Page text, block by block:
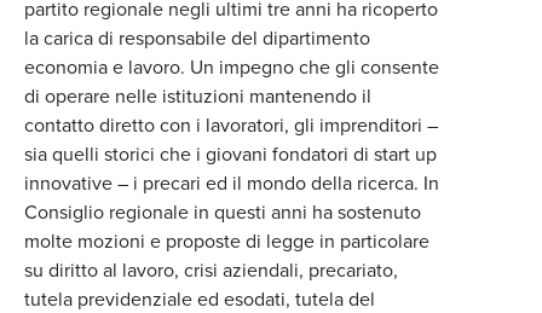
partito regionale negli ultimi tre anni ha ricoperto
la carica di responsabile del dipartimento
economia e lavoro. Un impegno che gli consente
di operare nelle istituzioni mantenendo il
contatto diretto con i lavoratori, gli imprenditori –
sia quelli storici che i giovani fondatori di start up
innovative – i precari ed il mondo della ricerca. In
Consiglio regionale in questi anni ha sostenuto
molte mozioni e proposte di legge in particolare
su diritto al lavoro, crisi aziendali, precariato,
tutela previdenziale ed esodati, tutela del